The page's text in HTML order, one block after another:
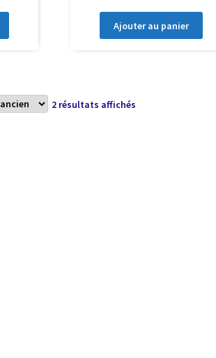
Ajouter au panier
2 résultats affichésTrié